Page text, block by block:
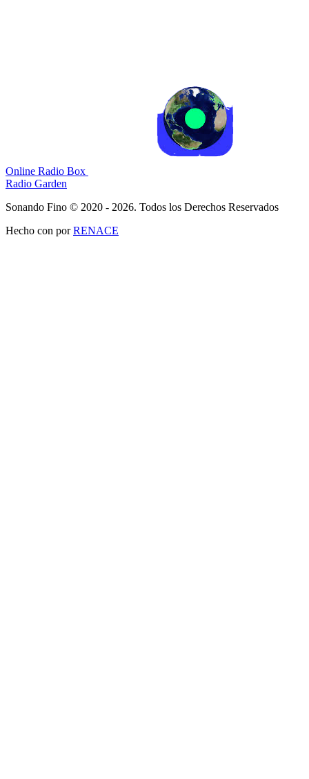
Online Radio Box
Radio Garden
Sonando Fino © 2020 - 2026. Todos los Derechos Reservados
Hecho con porRENACE